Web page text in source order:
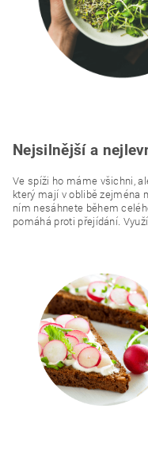
Nejsilnější a
Ve spíži ho máme všichni,
který mají v oblibě zejména
ním nesáhnete během
pomáhá proti přejídání.